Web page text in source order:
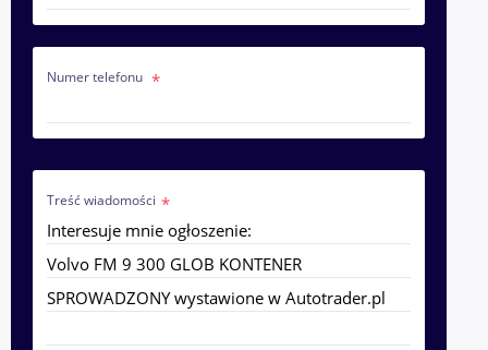
Numer telefonu
Treść wiadomości